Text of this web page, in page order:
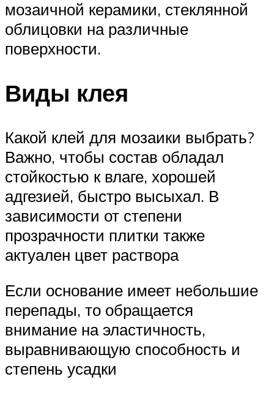
мозаичной керамики, стеклянной
облицовки на различные
поверхности.
Виды клея
Какой клей для мозаики выбрать?
Важно, чтобы состав обладал
стойкостью к влаге, хорошей
адгезией, быстро высыхал. В
зависимости от степени
прозрачности плитки также
актуален цвет раствора
Если основание имеет небольшие
перепады, то обращается
внимание на эластичность,
выравнивающую способность и
степень усадки